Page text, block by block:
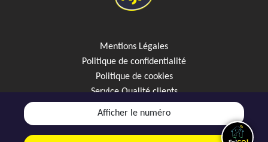
Afficher le numéro
Mentions Légales
Politique de confidentialité
Politique de cookies
Service Qualité clients
Créez votre alerte mail